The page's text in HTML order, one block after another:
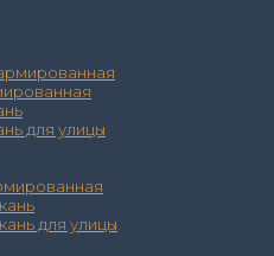
для улицы
для улицы